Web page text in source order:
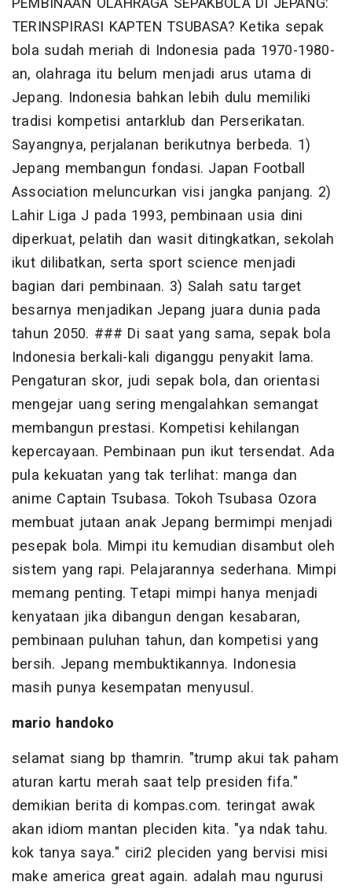
TERINSPIRASI KAPTEN TSUBASA? Ketika sepak
bola sudah meriah di Indonesia pada 1970-1980-
an, olahraga itu belum menjadi arus utama di
Jepang. Indonesia bahkan lebih dulu memiliki
tradisi kompetisi antarklub dan Perserikatan.
Sayangnya, perjalanan berikutnya berbeda. 1)
Jepang membangun fondasi. Japan Football
Association meluncurkan visi jangka panjang. 2)
Lahir Liga J pada 1993, pembinaan usia dini
diperkuat, pelatih dan wasit ditingkatkan, sekolah
ikut dilibatkan, serta sport science menjadi
bagian dari pembinaan. 3) Salah satu target
besarnya menjadikan Jepang juara dunia pada
tahun 2050. ### Di saat yang sama, sepak bola
Indonesia berkali-kali diganggu penyakit lama.
Pengaturan skor, judi sepak bola, dan orientasi
mengejar uang sering mengalahkan semangat
membangun prestasi. Kompetisi kehilangan
kepercayaan. Pembinaan pun ikut tersendat. Ada
pula kekuatan yang tak terlihat: manga dan
anime Captain Tsubasa. Tokoh Tsubasa Ozora
membuat jutaan anak Jepang bermimpi menjadi
pesepak bola. Mimpi itu kemudian disambut oleh
sistem yang rapi. Pelajarannya sederhana. Mimpi
memang penting. Tetapi mimpi hanya menjadi
kenyataan jika dibangun dengan kesabaran,
pembinaan puluhan tahun, dan kompetisi yang
bersih. Jepang membuktikannya. Indonesia
masih punya kesempatan menyusul.
mario handoko
selamat siang bp thamrin. "trump akui tak paham
aturan kartu merah saat telp presiden fifa."
demikian berita di kompas.com. teringat awak
akan idiom mantan pleciden kita. "ya ndak tahu.
kok tanya saya." ciri2 pleciden yang bervisi misi
make america great again. adalah mau ngurusi